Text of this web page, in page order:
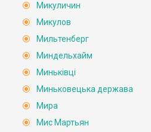
Микуличин
Микулов
Мильтенберг
Миндельхайм
Миньківці
Миньковецька держава
Мира
Мис Мартьян